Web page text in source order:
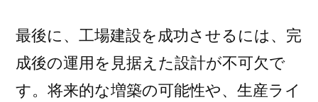
最後に、工場建設を成功させるには、完
成後の運用を見据えた設計が不可欠で
す。将来的な増築の可能性や、生産ライ